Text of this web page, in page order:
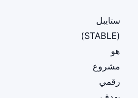
ستايبل
(STABLE)
هو
مشروع
رقمي